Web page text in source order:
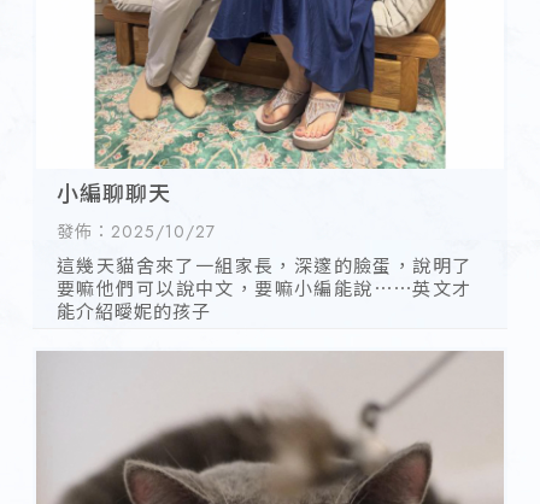
小編聊聊天
發佈：2025/10/27
這幾天貓舍來了一組家長，深邃的臉蛋，說明了
要嘛他們可以說中文，要嘛小編能說⋯⋯英文才
能介紹曖妮的孩子